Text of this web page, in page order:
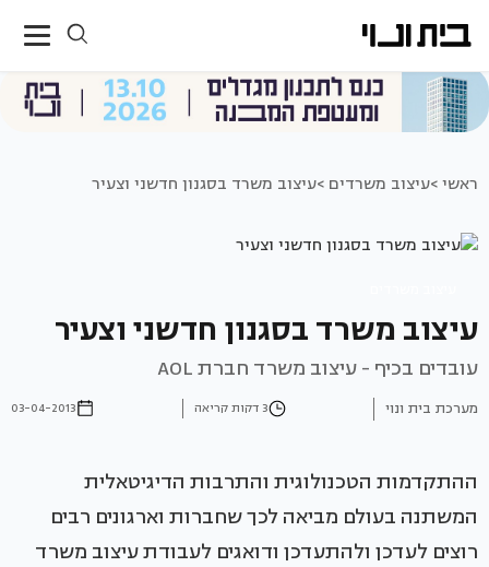
ראשי >עיצוב משרדים >עיצוב משרד בסגנון חדשני וצעיר
עיצוב משרד בסגנון חדשני וצעיר
עובדים בכיף - עיצוב משרד חברת AOL
מערכת בית ונוי 3 דקות קריאה 03-04-2013
ההתקדמות הטכנולוגית והתרבות הדיגיטאלית
המשתנה בעולם מביאה לכך שחברות וארגונים רבים
רוצים לעדכן ולהתעדכן ודואגים לעבודת עיצוב משרד